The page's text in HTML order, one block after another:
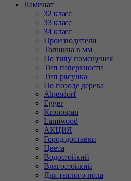
Ламинат
32 класс
33 класс
34 класс
Производители
Толщина в мм
По типу помещения
Тип поверхности
Тип рисунка
По породе дерева
Alpendorf
Egger
Kronospan
Lamiwood
АКЦИЯ
Город доставки
Цвета
Водостойкий
Влагостойкий
Для теплого пола